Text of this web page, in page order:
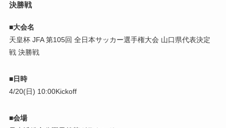
決勝戦
■大会名
天皇杯 JFA 第105回 全日本サッカー選手権大会 山口県代表決定
戦 決勝戦
■日時
4/20(日) 10:00Kickoff
■会場